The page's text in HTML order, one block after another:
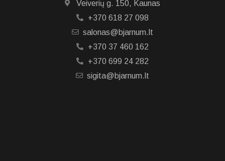
Veiverių g. 150, Kaunas
+370 618 27 098
salonas@bjarnum.lt
+370 37 460 162
+370 699 24 282
sigita@bjarnum.lt